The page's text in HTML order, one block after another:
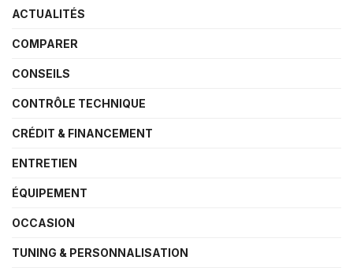
ACTUALITÉS
COMPARER
CONSEILS
CONTRÔLE TECHNIQUE
CRÉDIT & FINANCEMENT
ENTRETIEN
ÉQUIPEMENT
OCCASION
TUNING & PERSONNALISATION